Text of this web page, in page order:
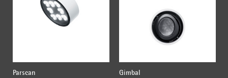
Parscan Gimbal